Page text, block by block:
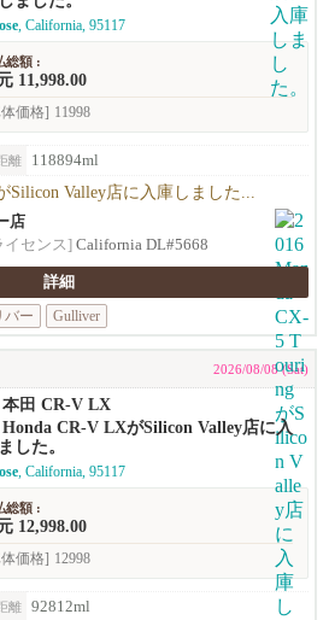
, California, 95117
総額 :
11,998.00
価格] 11998
離 118894ml
Silicon Valley店に入庫しました...
店
イセンス] California DL#5668
詳細
バー Gulliver
2026/08/08 (Sat)
本田 CR-V LX
Honda CR-V LXがSilicon Valley店に入
した。
, California, 95117
総額 :
12,998.00
価格] 12998
離 92812ml